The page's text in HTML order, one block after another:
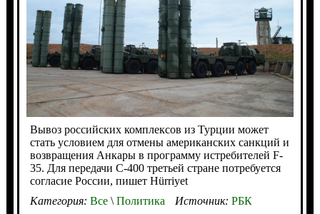
Вывоз российских комплексов из Турции может
стать условием для отмены американских санкций и
возвращения Анкары в программу истребителей F-
35. Для передачи С-400 третьей стране потребуется
согласие России, пишет Hürriyet
Категория: Все\Политика Источник: РБК